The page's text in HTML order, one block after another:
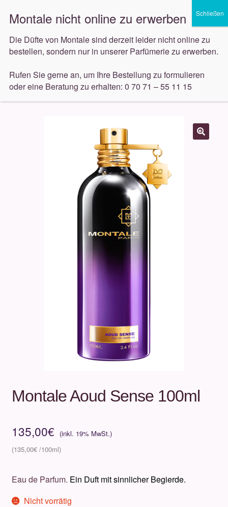
Zur
Navigation
Zum
Inhalt
Menü
Düfte
Pflege
öffnen
Start Düfte Montale Montale Aoud Sense 100ml
Montale Aoud Sense 100ml
135,00€
135,00€
Eau de Parfum. Ein Duft mit sinnlicher Begierde.
Nicht vorrätig
Die Düfte von Montale sind derzeit leider nicht online zu
bestellen, sondern nur in unserer Parfümerie zu erwerben.
Rufen Sie gerne an, um Ihre Bestellung zu formulieren
oder eine Beratung zu erhalten: 0 70 71 – 55 11 15